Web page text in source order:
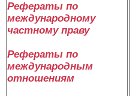
Рефераты по
международному
частному праву
Рефераты по
международным
отношениям